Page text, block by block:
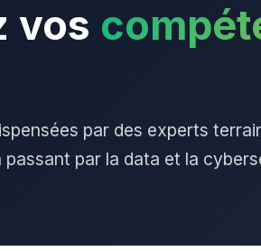
vos
par des experts
par la data et la